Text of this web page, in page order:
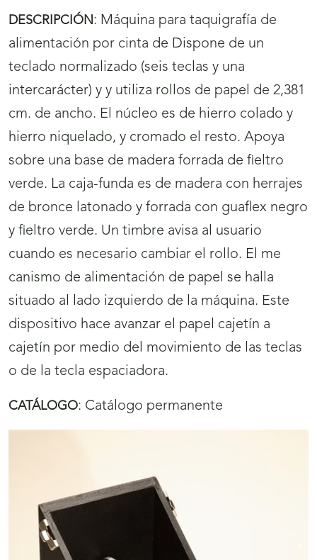
DESCRIPCIÓN: Máquina para taquigrafía de
alimentación por cinta de Dispone de un
teclado normalizado (seis teclas y una
intercarácter) y y utiliza rollos de papel de 2,381
cm. de ancho. El núcleo es de hierro colado y
hierro niquelado, y cromado el resto. Apoya
sobre una base de madera forrada de fieltro
verde. La caja-funda es de madera con herrajes
de bronce latonado y forrada con guaflex negro
y fieltro verde. Un timbre avisa al usuario
cuando es necesario cambiar el rollo. El me
canismo de alimentación de papel se halla
situado al lado izquierdo de la máquina. Este
dispositivo hace avanzar el papel cajetín a
cajetín por medio del movimiento de las teclas
o de la tecla espaciadora.
CATÁLOGO: Catálogo permanente